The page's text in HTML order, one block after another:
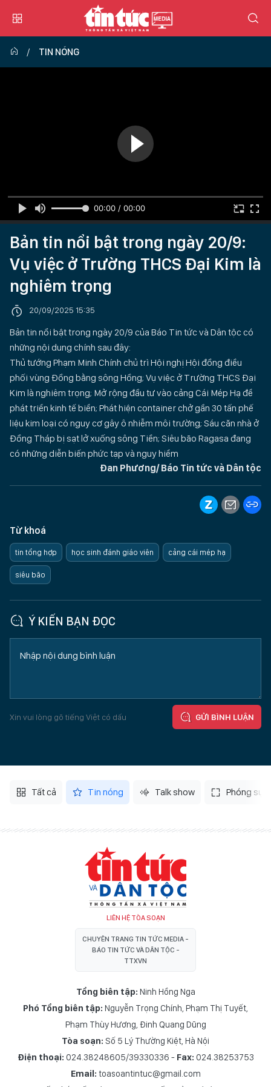
TIN NÓNG
00:00 / 00:00
Bản tin nổi bật trong ngày 20/9:
Vụ việc ở Trường THCS Đại Kim là
nghiêm trọng
20/09/2025 15:35
Bản tin nổi bật trong ngày 20/9 của Báo Tin tức và Dân tộc có
những nội dung chính sau đây:
Thủ tướng Phạm Minh Chính chủ trì Hội nghị Hội đồng điều
phối vùng Đồng bằng sông Hồng; Vụ việc ở Trường THCS Đại
Kim là nghiêm trọng; Mở rộng đầu tư vào cảng Cái Mép Hạ để
phát triển kinh tế biển; Phát hiện container chở gần 30 tấn phế
liệu kim loại có nguy cơ gây ô nhiễm môi trường; Sáu căn nhà ở
Đồng Tháp bị sạt lở xuống sông Tiền; Siêu bão Ragasa đang
có những diễn biến phức tạp và nguy hiểm
Đan Phương/ Báo Tin tức và Dân tộc
Từ khoá
tin tổng hợp học sinh đánh giáo viên cảng cái mép hạ
siêu bão
Ý KIẾN BẠN ĐỌC
Xin vui lòng gõ tiếng Việt có dấu GỬI BÌNH LUẬN
Tất cả Tin nóng Talk show Phóng sự
LIÊN HỆ TÒA SOẠN
CHUYÊN TRANG TIN TỨC MEDIA -
BÁO TIN TỨC VÀ DÂN TỘC -
TTXVN
Tổng biên tập: Ninh Hồng Nga
Phó Tổng biên tập: Nguyễn Trọng Chính, Phạm Thị Tuyết,
Phạm Thùy Hương, Đinh Quang Dũng
Tòa soạn: Số 5 Lý Thường Kiệt, Hà Nội
Điện thoại: 024.38248605/39330336 - Fax: 024.38253753
Email: toasoantintuc@gmail.com